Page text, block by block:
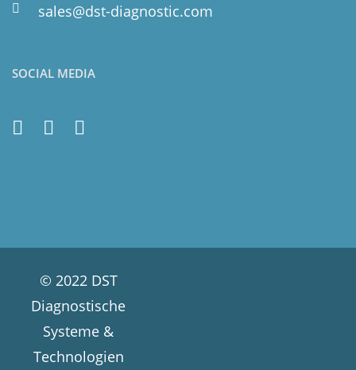
sales@dst-diagnostic.com
SOCIAL MEDIA
© 2022 DST
Diagnostische
Systeme &
Technologien